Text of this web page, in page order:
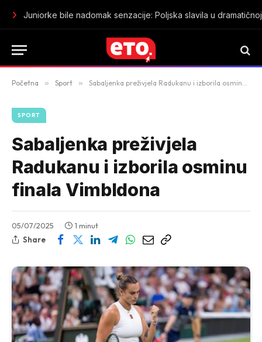
Napad nožem u centru Londona: Četvorica muškaraca
Početna » Sport » Sabaljenka preživjela Radukanu i izborila osminu finala Vimbldona
SPORT
Sabaljenka preživjela
Radukanu i izborila osminu
finala Vimbldona
05/07/2025
1 minut
Share